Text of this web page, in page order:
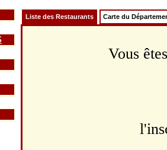
Liste des Restaurants Carte du
Vous